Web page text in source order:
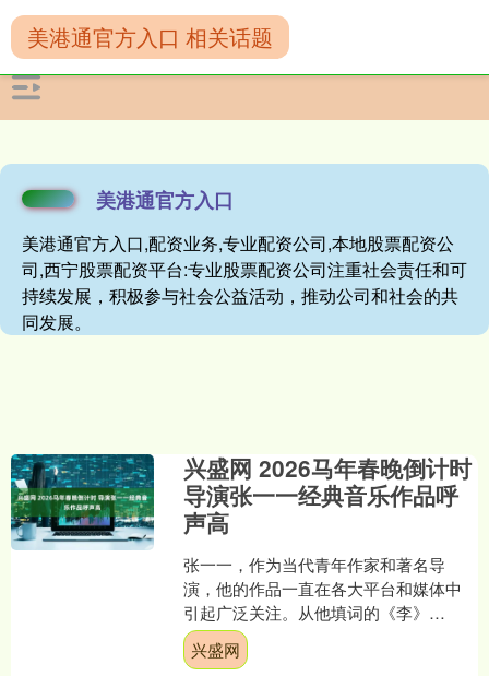
美港通官方入口
美港通官方入口,配资业务,专业配资公司,本地股票配资公
司,西宁股票配资平台:专业股票配资公司注重社会责任和可
持续发展，积极参与社会公益活动，推动公司和社会的共
同发展。
美港通官方入口 相关话题
兴盛网 2026马年春晚倒计时
导演张一一经典音乐作品呼
声高
张一一，作为当代青年作家和著名导
演，他的作品一直在各大平台和媒体中
引起广泛关注。从他填词的《李》
《王》《张》《黄》《孔》等百家姓歌
曲，到那些汇聚全球华人华侨情感....
兴盛网